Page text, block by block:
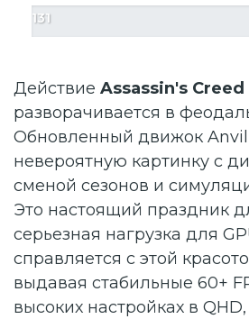
131
Действие Assassin's
разворачивается в
Обновленный движок
невероятную картинку с
сменой сезонов и
Это настоящий праздник
серьезная нагрузка для
справляется с этой
выдавая стабильные 60+
высоких настройках в